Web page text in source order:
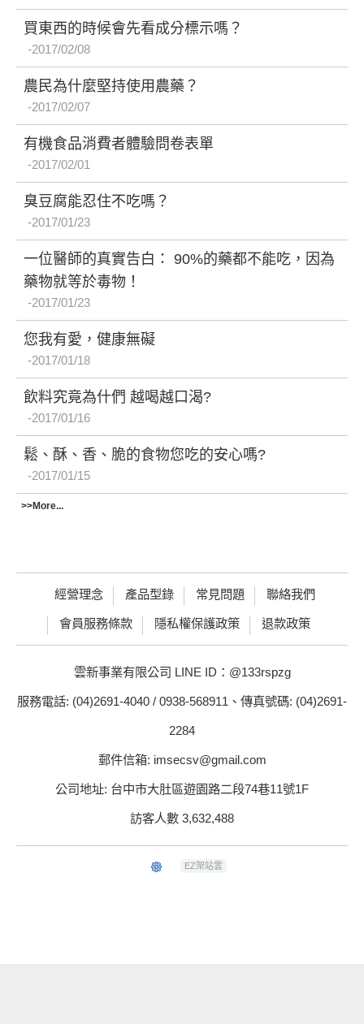
買東西的時候會先看成分標示嗎？
2017/02/08
農民為什麼堅持使用農藥？
2017/02/07
有機食品消費者體驗問卷表單
2017/02/01
臭豆腐能忍住不吃嗎？
2017/01/23
一位醫師的真實告白： 90%的藥都不能吃，因為
藥物就等於毒物！
2017/01/23
您我有愛，健康無礙
2017/01/18
飲料究竟為什們 越喝越口渴?
2017/01/16
鬆、酥、香、脆的食物您吃的安心嗎?
2017/01/15
>>More...
經營理念 產品型錄 常見問題 聯絡我們
會員服務條款 隱私權保護政策 退款政策
雲新事業有限公司 LINE ID：@133rspzg
服務電話: (04)2691-4040 / 0938-568911、傳真號碼: (04)2691-
2284
郵件信箱: imsecsv@gmail.com
公司地址: 台中市大肚區遊園路二段74巷11號1F
訪客人數 3,632,488
EZ架站雲